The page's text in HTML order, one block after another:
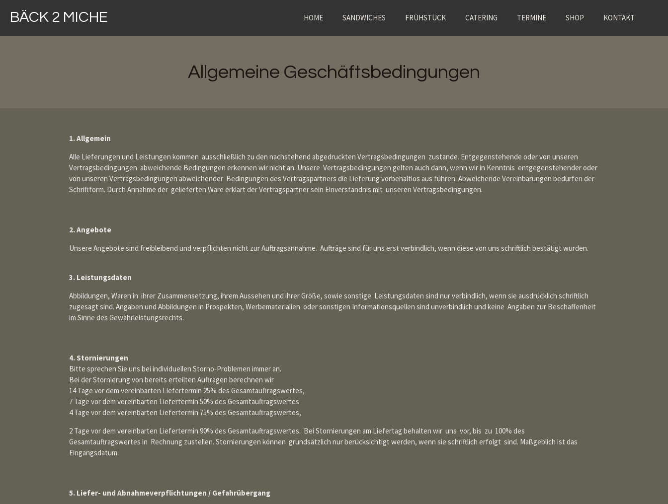
Hauptinhalt
BÄCK 2 MICHE HOME SANDWICHES FRÜHSTÜCK CATERING TERMINE SHOP KONTAKT
Allgemeine Geschäftsbedingungen
1. Allgemein
Alle Lieferungen und Leistungen kommen ausschließlich zu den nachstehend abgedruckten Vertragsbedingungen zustande. Entgegenstehende oder von unseren
Vertragsbedingungen abweichende Bedingungen erkennen wir nicht an. Unsere Vertragsbedingungen gelten auch dann, wenn wir in Kenntnis entgegenstehender oder
von unseren Vertragsbedingungen abweichender Bedingungen des Vertragspartners die Lieferung vorbehaltlos aus führen. Abweichende Vereinbarungen bedürfen der
Schriftform. Durch Annahme der gelieferten Ware erklärt der Vertragspartner sein Einverständnis mit unseren Vertragsbedingungen.
2. Angebote
Unsere Angebote sind freibleibend und verpflichten nicht zur Auftragsannahme. Aufträge sind für uns erst verbindlich, wenn diese von uns schriftlich bestätigt wurden.
3. Leistungsdaten
Abbildungen, Waren in ihrer Zusammensetzung, ihrem Aussehen und ihrer Größe, sowie sonstige Leistungsdaten sind nur verbindlich, wenn sie ausdrücklich schriftlich
zugesagt sind. Angaben und Abbildungen in Prospekten, Werbematerialien oder sonstigen Informationsquellen sind unverbindlich und keine Angaben zur Beschaffenheit
im Sinne des Gewährleistungsrechts.
4. Stornierungen
Bitte sprechen Sie uns bei individuellen Storno-Problemen immer an.
Bei der Stornierung von bereits erteilten Aufträgen berechnen wir
14 Tage vor dem vereinbarten Liefertermin 25% des Gesamtauftragswertes,
7 Tage vor dem vereinbarten Liefertermin 50% des Gesamtauftragswertes
4 Tage vor dem vereinbarten Liefertermin 75% des Gesamtauftragswertes,
2 Tage vor dem vereinbarten Liefertermin 90% des Gesamtauftragswertes. Bei Stornierungen am Liefertag behalten wir uns vor, bis zu 100% des
Gesamtauftragswertes in Rechnung zustellen. Stornierungen können grundsätzlich nur berücksichtigt werden, wenn sie schriftlich erfolgt sind. Maßgeblich ist das
Eingangsdatum.
5. Liefer- und Abnahmeverpflichtungen / Gefahrübergang